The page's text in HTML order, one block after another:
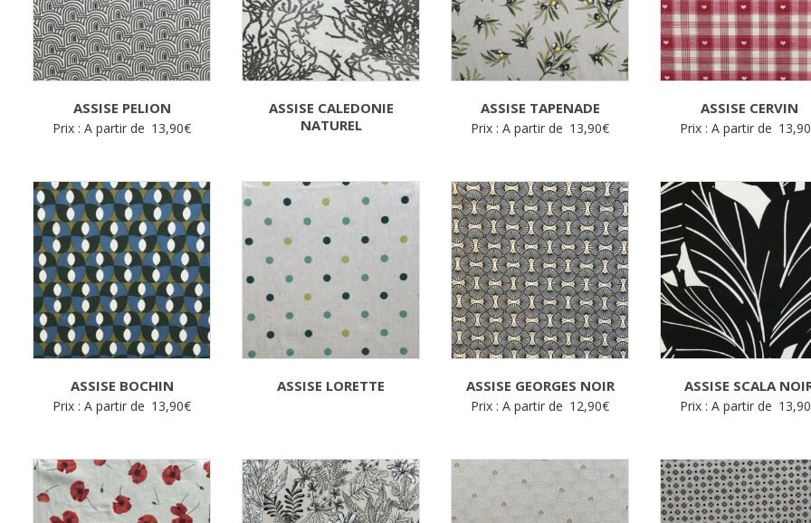
ASSISE PELION
Prix : A partir de 13,90€
ASSISE CALEDONIE
NATUREL
ASSISE TAPENADE
Prix : A partir de 13,90€
ASSISE CERVIN
Prix : A partir de 13,90
ASSISE BOCHIN
Prix : A partir de 13,90€
ASSISE LORETTE ASSISE GEORGES NOIR
Prix : A partir de 12,90€
ASSISE SCALA
Prix : A partir de 13,90